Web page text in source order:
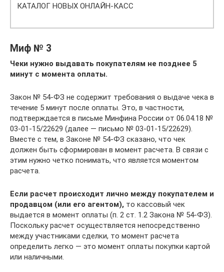
КАТАЛОГ НОВЫХ ОНЛАЙН-КАСС
Миф № 3
Чеки нужно выдавать покупателям не позднее 5
минут с момента оплаты.
Закон № 54-ФЗ не содержит требования о выдаче чека в
течение 5 минут после оплаты. Это, в частности,
подтверждается в письме Минфина России от 06.04.18 №
03-01-15/22629 (далее — письмо № 03-01-15/22629).
Вместе с тем, в Законе № 54-ФЗ сказано, что чек
должен быть сформирован в момент расчета. В связи с
этим нужно четко понимать, что является моментом
расчета.
Если расчет происходит лично между покупателем и
продавцом (или его агентом), то кассовый чек
выдается в момент оплаты (п. 2 ст. 1.2 Закона № 54-ФЗ).
Поскольку расчет осуществляется непосредственно
между участниками сделки, то момент расчета
определить легко — это момент оплаты покупки картой
или наличными.